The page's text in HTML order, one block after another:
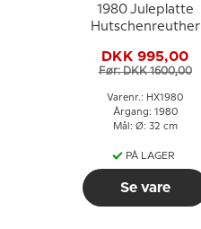
1980 Juleplatte
Hutschenreuther
DKK 995,00
Før: DKK 1600,00
Varenr.: HX1980
Årgang: 1980
Mål: Ø: 32 cm
PÅ LAGER
Se vare